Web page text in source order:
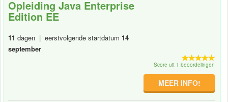
Opleiding Java Enterprise
Edition EE
11 dagen | eerstvolgende startdatum 14
september
Score uit 1 beoordelingen
MEER INFO!